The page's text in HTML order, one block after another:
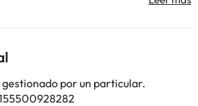
nevera y microondas. Para mayor
de metro Carmes y Estación de
(Aeropuerto de Toulouse -
por un particular.